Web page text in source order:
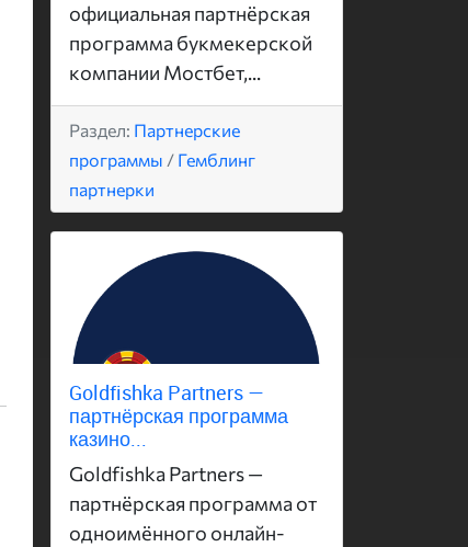
официальная партнёрская
программа букмекерской
компании Мостбет,...
Раздел: Партнерские
программы / Гемблинг
партнерки
Goldfishka Partners —
партнёрская программа
казино...
Goldfishka Partners —
партнёрская программа от
одноимённого онлайн-